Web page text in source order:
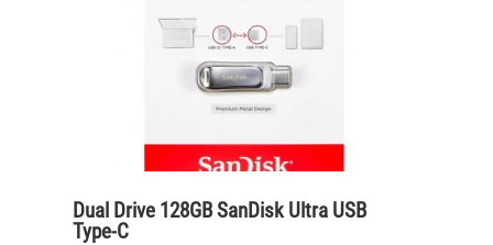
Dual Drive 128GB SanDisk Ultra USB
Type-C